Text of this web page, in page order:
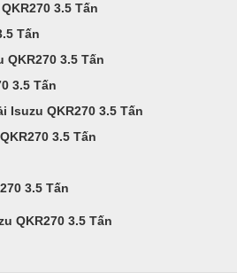
3.5 Tấn
Tấn
QKR270 3.5 Tấn
3.5 Tấn
Isuzu QKR270 3.5 Tấn
3.5 Tấn
3.5 Tấn
QKR270 3.5 Tấn